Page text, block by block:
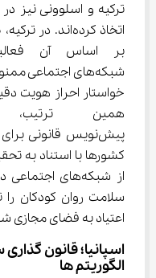
ترکیه و اسلوونی نیز
شبکه‌های اجتماعی
همین
کشورها با استناد به
اعتیاد به فضای مجازی
الگوریتم‌ ها